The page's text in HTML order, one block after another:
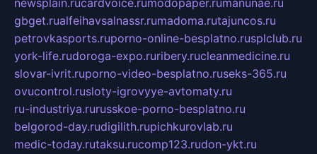
newsplain.rucardvoice.rumodopaper.rumanunae.ru
gbget.rualfeihavsalnassr.rumadoma.rutajuncos.ru
petrovkasports.ruporno-online-besplatno.rusplclub.ru
york-life.rudoroga-expo.ruribery.rucleanmedicine.ru
slovar-ivrit.ruporno-video-besplatno.ruseks-365.ru
ovucontrol.rusloty-igrovyye-avtomaty.ru
ru-industriya.rurusskoe-porno-besplatno.ru
belgorod-day.rudigilith.rupichkurovlab.ru
medic-today.rutaksu.rucomp123.rudon-ykt.ru